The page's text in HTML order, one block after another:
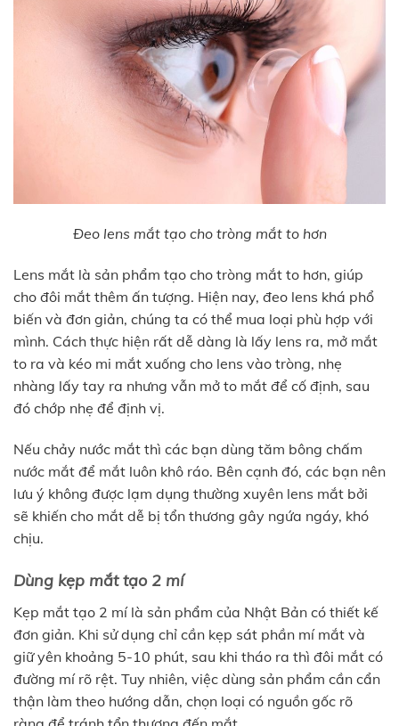
Đeo lens mắt tạo cho tròng mắt to hơn
Lens mắt là sản phẩm tạo cho tròng mắt to hơn, giúp
cho đôi mắt thêm ấn tượng. Hiện nay, đeo lens khá phổ
biến và đơn giản, chúng ta có thể mua loại phù hợp với
mình. Cách thực hiện rất dễ dàng là lấy lens ra, mở mắt
to ra và kéo mi mắt xuống cho lens vào tròng, nhẹ
nhàng lấy tay ra nhưng vẫn mở to mắt để cố định, sau
đó chớp nhẹ để định vị.
Nếu chảy nước mắt thì các bạn dùng tăm bông chấm
nước mắt để mắt luôn khô ráo. Bên cạnh đó, các bạn nên
lưu ý không được lạm dụng thường xuyên lens mắt bởi
sẽ khiến cho mắt dễ bị tổn thương gây ngứa ngáy, khó
chịu.
Dùng kẹp mắt tạo 2 mí
Kẹp mắt tạo 2 mí là sản phẩm của Nhật Bản có thiết kế
đơn giản. Khi sử dụng chỉ cần kẹp sát phần mí mắt và
giữ yên khoảng 5-10 phút, sau khi tháo ra thì đôi mắt có
đường mí rõ rệt. Tuy nhiên, việc dùng sản phẩm cần cẩn
thận làm theo hướng dẫn, chọn loại có nguồn gốc rõ